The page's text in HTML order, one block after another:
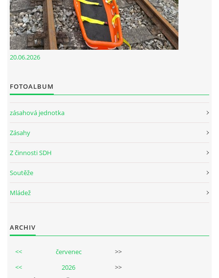
20.06.2026
FOTOALBUM
zásahová jednotka
Zásahy
Z činnosti SDH
Soutěže
Mládež
ARCHIV
<< červenec
>>
<<
2026
>>